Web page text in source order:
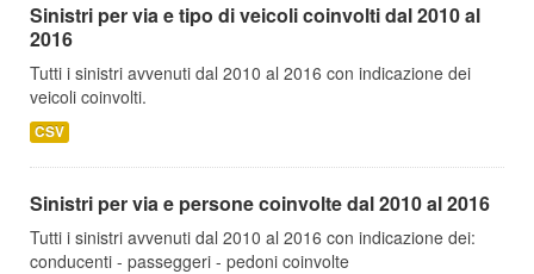
Sinistri per via e tipo di veicoli coinvolti dal 2010 al
2016
Tutti i sinistri avvenuti dal 2010 al 2016 con indicazione dei
veicoli coinvolti.
CSV
Sinistri per via e persone coinvolte dal 2010 al 2016
Tutti i sinistri avvenuti dal 2010 al 2016 con indicazione dei:
conducenti - passeggeri - pedoni coinvolte